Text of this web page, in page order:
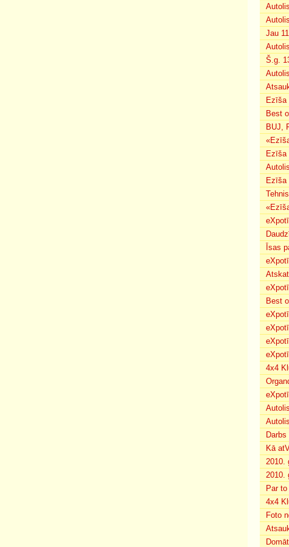
Jau
Š.g.
Ezīša
Best
BUJ,
Ezīša
Ezīša
Īsas
Best
4x4
Kā
2010.
2010.
Par
4x4
Foto